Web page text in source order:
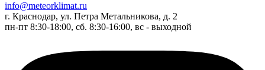
info@meteorklimat.ru
г. Краснодар, ул. Петра Метальникова, д. 2
пн-пт 8:30-18:00, сб. 8:30-16:00, вс - выходной